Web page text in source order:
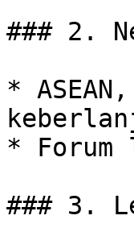
### 2.
*
*
### 3.